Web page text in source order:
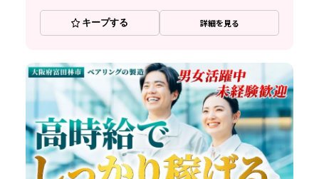
キープする 詳細を見る